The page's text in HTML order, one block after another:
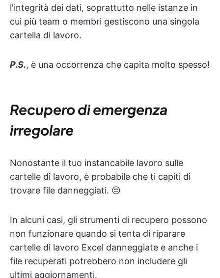
l'integrità dei dati, soprattutto nelle istanze in
cui più team o membri gestiscono una singola
cartella di lavoro.
P.S., è una occorrenza che capita molto spesso!
Recupero di emergenza
irregolare
Nonostante il tuo instancabile lavoro sulle
cartelle di lavoro, è probabile che ti capiti di
trovare file danneggiati. 😔
In alcuni casi, gli strumenti di recupero possono
non funzionare quando si tenta di riparare
cartelle di lavoro Excel danneggiate e anche i
file recuperati potrebbero non includere gli
ultimi aggiornamenti.